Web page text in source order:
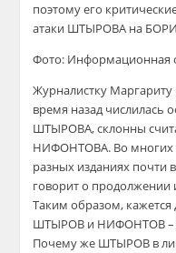
поэтому его
атаки ШТЫРОВА на
Фото: Информационная
Журналистку
время назад
ШТЫРОВА, склонны
НИФОНТОВА. Во
разных изданиях почти
говорит о продолжении
Таким образом, кажется
ШТЫРОВ и НИФОНТОВ –
Почему же ШТЫРОВ в